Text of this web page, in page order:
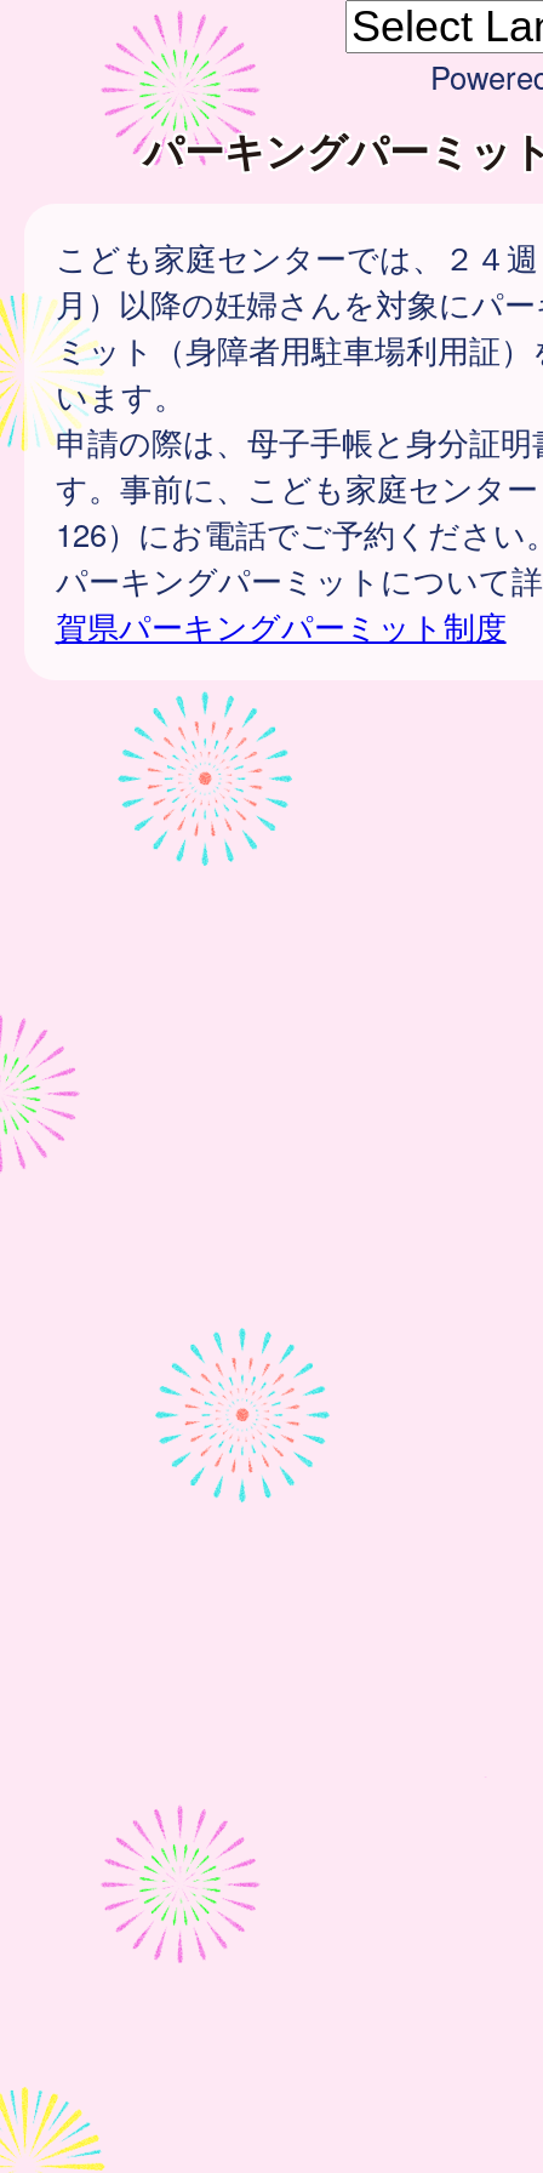
パーキングパーミッ
こども家庭センターでは、２４
月）以降の妊婦さんを対象にパ
ミット（身障者用駐車場利用証
います。
申請の際は、母子手帳と身分証
す。事前に、こども家庭センタ
126）にお電話でご予約ください
パーキングパーミットについて
賀県パーキングパーミット制度